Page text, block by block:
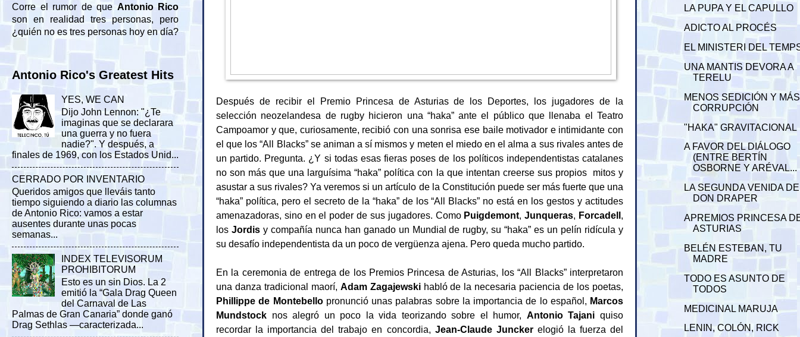
Después de recibir el Premio Princesa de Asturias de los Deportes, los jugadores de la
selección neozelandesa de rugby hicieron una “haka” ante el público que llenaba el Teatro
Campoamor y que, curiosamente, recibió con una sonrisa ese baile motivador e intimidante con
el que los “All Blacks” se animan a sí mismos y meten el miedo en el alma a sus rivales antes de
un partido. Pregunta. ¿Y si todas esas fieras poses de los políticos independentistas catalanes
no son más que una larguísima “haka” política con la que intentan creerse sus propios mitos y
asustar a sus rivales? Ya veremos si un artículo de la Constitución puede ser más fuerte que una
“haka” política, pero el secreto de la “haka” de los “All Blacks” no está en los gestos y actitudes
amenazadoras, sino en el poder de sus jugadores. Como Puigdemont,Junqueras, Forcadell,
los Jordisy compañía nunca han ganado un Mundial de rugby, su “haka” es un pelín ridícula y
su desafío independentista da un poco de vergüenza ajena. Pero queda mucho partido.
En la ceremonia de entrega de los Premios Princesa de Asturias, los “All Blacks” interpretaron
una danza tradicional maorí, Adam Zagajewskihabló de la necesaria paciencia de los poetas,
Phillippe de Montebellopronunció unas palabras sobre la importancia de lo español, Marcos
Mundstock nos alegró un poco la vida teorizando sobre el humor, Antonio Tajani quiso
recordar la importancia del trabajo en concordia, Jean-Claude Juncker elogió la fuerza del
Corre el rumor de que Antonio Rico
son en realidad tres personas, pero
¿quién no es tres personas hoy en día?
Antonio Rico's Greatest Hits
YES, WE CAN
Dijo John Lennon: "¿Te
imaginas que se declarara
una guerra y no fuera
nadie?". Y después, a
finales de 1969, con los Estados Unid...
CERRADO POR INVENTARIO
Queridos amigos que lleváis tanto
tiempo siguiendo a diario las columnas
de Antonio Rico: vamos a estar
ausentes durante unas pocas
semanas...
INDEX TELEVISORUM
PROHIBITORUM
Esto es un sin Dios. La 2
emitió la “Gala Drag Queen
del Carnaval de Las
Palmas de Gran Canaria” donde ganó
Drag Sethlas —caracterizada...
LA PUPA Y EL CAPULLO
ADICTO AL PROCÉS
EL MINISTERI DEL
UNA MANTIS DEVORA A
TERELU
MENOS SEDICIÓN Y MÁS
CORRUPCIÓN
"HAKA" GRAVITACIONAL
A FAVOR DEL DIÁLOGO
(ENTRE BERTÍN
OSBORNE Y ARÉVAL...
LA SEGUNDA VENIDA DE
DON DRAPER
APREMIOS PRINCESA
ASTURIAS
BELÉN ESTEBAN, TU
MADRE
TODO ES ASUNTO DE
TODOS
MEDICINAL MARUJA
LENIN, COLÓN, RICK